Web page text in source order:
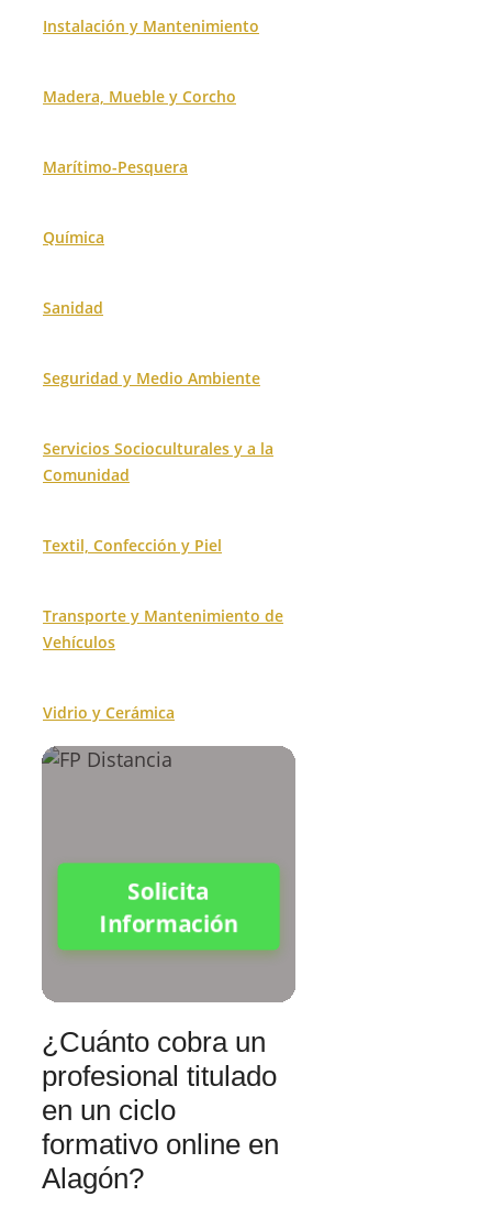
Instalación y Mantenimiento
Madera, Mueble y Corcho
Marítimo-Pesquera
Química
Sanidad
Seguridad y Medio Ambiente
Servicios Socioculturales y a la
Comunidad
Textil, Confección y Piel
Transporte y Mantenimiento de
Vehículos
Vidrio y Cerámica
Solicita
Información
¿Cuánto cobra un
profesional titulado
en un ciclo
formativo online en
Alagón?